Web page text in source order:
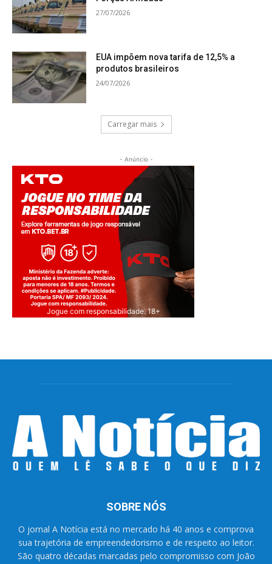
27/07/2026
EUA impõem nova tarifa de 12,5% a
produtos brasileiros
24/07/2026
Carregar mais
- Anúncio -
Jogue com responsabilidade. 18+
SOBRE NÓS
O jornal A Notícia está no mercado há 40 anos e comprova
sua trajetória de empreendedorismo e de respeito ao leitor.
São quatro décadas marcadas pelo compromisso com João